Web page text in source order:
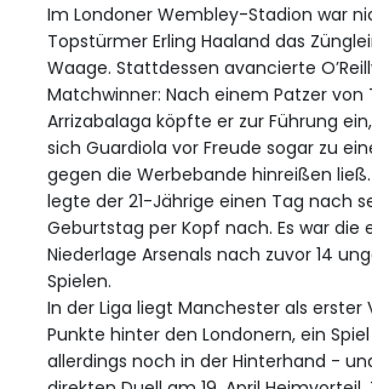
Im Londoner Wembley-Stadion war
Topstürmer Erling Haaland das
Waage. Stattdessen avancierte
Matchwinner: Nach einem Patzer von
Arrizabalaga köpfte er zur Führung
sich Guardiola vor Freude sogar zu
gegen die Werbebande hinreißen
legte der 21-Jährige einen Tag nach
Geburtstag per Kopf nach. Es war die
Niederlage Arsenals nach zuvor 14
Spielen.
In der Liga liegt Manchester als erster
Punkte hinter den Londonern, ein
allerdings noch in der Hinterhand -